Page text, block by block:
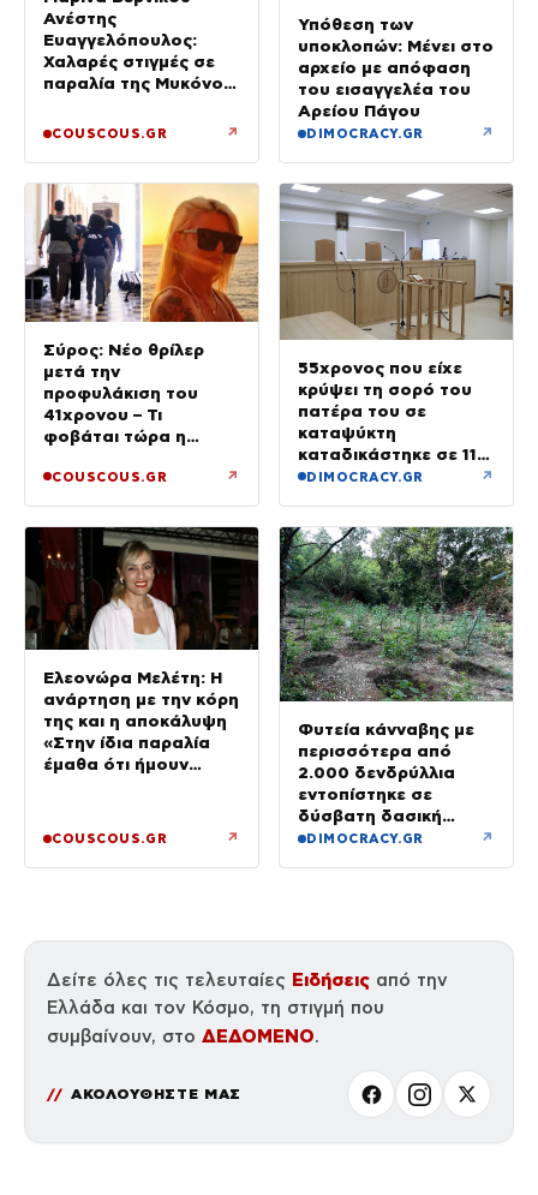
Ανέστης
Ευαγγελόπουλος:
Χαλαρές στιγμές σε
παραλία της Μυκόνου
COUSCOUS.GR ↗
Υπόθεση των
υποκλοπών: Μένει στο
αρχείο με απόφαση
του εισαγγελέα του
Αρείου Πάγου
DIMOCRACY.GR ↗
Σύρος: Νέο θρίλερ
μετά την
προφυλάκιση του
41χρονου – Τι
φοβάται τώρα η
COUSCOUS.GR ↗
55χρονος που είχε
κρύψει τη σορό του
πατέρα του σε
καταψύκτη
καταδικάστηκε σε 11
μήνες με αναστολή
DIMOCRACY.GR ↗
Ελεονώρα Μελέτη: Η
ανάρτηση με την κόρη
της και η αποκάλυψη
«Στην ίδια παραλία
έμαθα ότι ήμουν
COUSCOUS.GR ↗
Φυτεία κάνναβης με
περισσότερα από
2.000 δενδρύλλια
εντοπίστηκε σε
δύσβατη δασική
περιοχή στη Φθιώτιδα
DIMOCRACY.GR ↗
Δείτε όλες τις τελευταίες Ειδήσεις από την
Ελλάδα και τον Κόσμο, τη στιγμή που
συμβαίνουν, στο ΔΕΔΟΜΕΝΟ.
ΑΚΟΛΟΥΘΗΣΤΕ ΜΑΣ